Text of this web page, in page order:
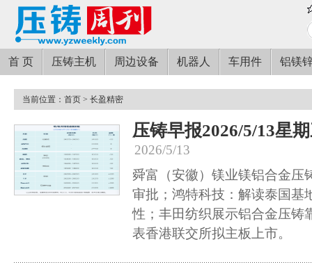
首 页 压铸主机 周边设备 机器人 车用件 铝镁
当前位置： 首页 > 长盈精密
压铸早报2026/5/13星
2026/5/13
舜富（安徽）镁业镁铝合金压
审批；鸿特科技：解读泰国基
性；丰田纺织展示铝合金压铸
表香港联交所拟主板上市。